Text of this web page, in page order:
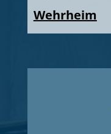
Wehrheim